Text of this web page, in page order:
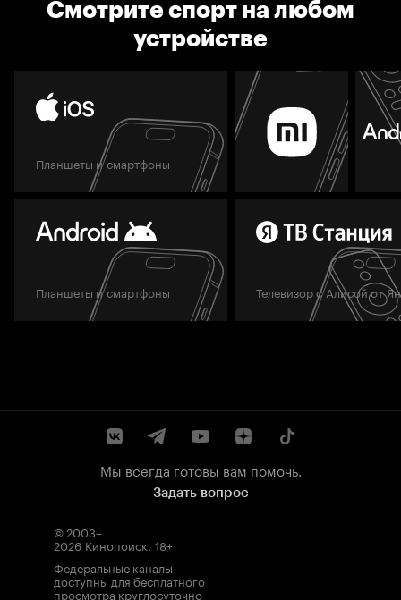
Смотрите спорт на любом
устройстве
Планшеты и смартфоны
Планшеты и смартфоны Телевизор с Алисой от
Мы всегда готовы вам помочь.
Задать вопрос
© 2003–
2026 Кинопоиск. 18+
Федеральные каналы
доступны для бесплатного
просмотра круглосуточно